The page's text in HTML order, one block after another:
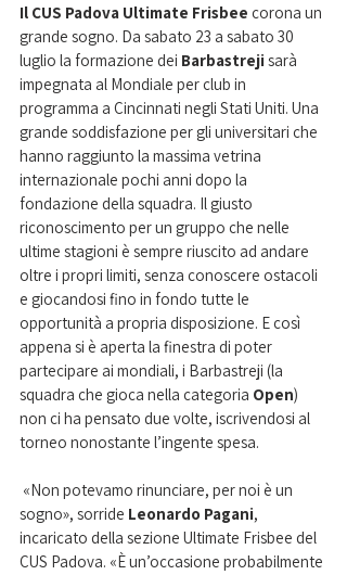
Il CUS Padova Ultimate Frisbee corona un
grande sogno. Da sabato 23 a sabato 30
luglio la formazione dei Barbastreji sarà
impegnata al Mondiale per club in
programma a Cincinnati negli Stati Uniti. Una
grande soddisfazione per gli universitari che
hanno raggiunto la massima vetrina
internazionale pochi anni dopo la
fondazione della squadra. Il giusto
riconoscimento per un gruppo che nelle
ultime stagioni è sempre riuscito ad andare
oltre i propri limiti, senza conoscere ostacoli
e giocandosi fino in fondo tutte le
opportunità a propria disposizione. E così
appena si è aperta la finestra di poter
partecipare ai mondiali, i Barbastreji (la
squadra che gioca nella categoria Open)
non ci ha pensato due volte, iscrivendosi al
torneo nonostante l’ingente spesa.
sogno», sorride Leonardo Pagani,
incaricato della sezione Ultimate Frisbee del
CUS Padova. «È un’occasione probabilmente